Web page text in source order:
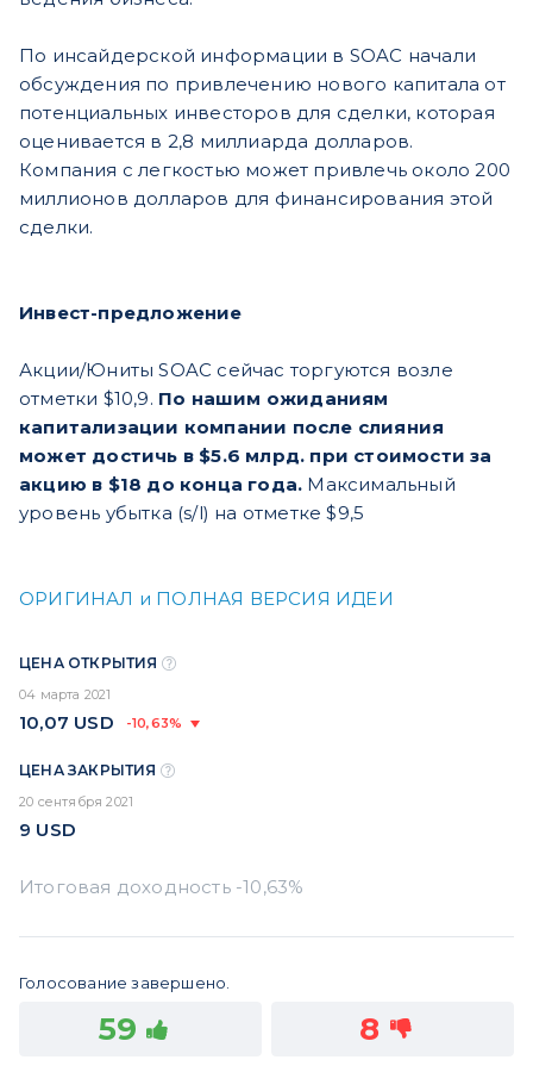
По инсайдерской информации в SOAC начали
обсуждения по привлечению нового капитала от
потенциальных инвесторов для сделки, которая
оценивается в 2,8 миллиарда долларов.
Компания с легкостью может привлечь около 200
миллионов долларов для финансирования этой
сделки.
Инвест-предложение
Акции/Юниты SOAC сейчас торгуются возле
отметки $10,9. По нашим ожиданиям
капитализации компании после слияния
может достичь в $5.6 млрд. при стоимости за
акцию в $18 до конца года. Максимальный
уровень убытка (s/l) на отметке $9,5
ОРИГИНАЛ и ПОЛНАЯ ВЕРСИЯ ИДЕИ
ЦЕНА ОТКРЫТИЯ
04 марта 2021
10,07 USD -10,63%
ЦЕНА ЗАКРЫТИЯ
20 сентября 2021
9 USD
Голосование завершено.
59 8